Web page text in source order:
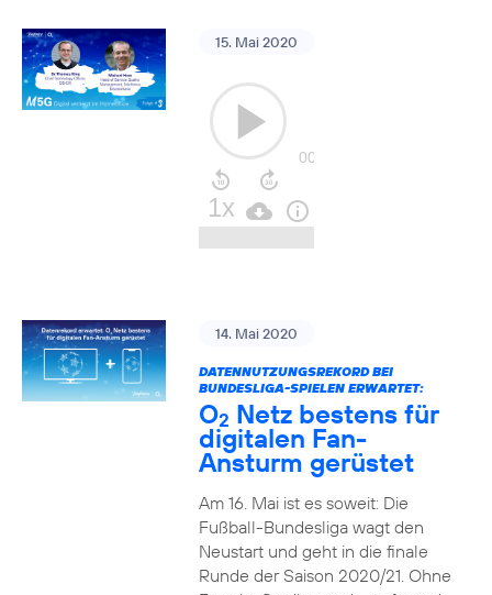
15. Mai 2020
14. Mai 2020
DATENNUTZUNGSREKORD BEI
BUNDESLIGA-SPIELEN ERWARTET:
O2 Netz bestens für
digitalen Fan-
Ansturm gerüstet
Am 16. Mai ist es soweit: Die
Fußball-Bundesliga wagt den
Neustart und geht in die finale
Runde der Saison 2020/21. Ohne